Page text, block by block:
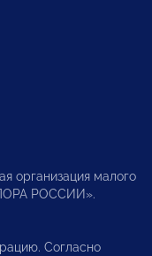
организация малого
РОССИИ».
Согласно